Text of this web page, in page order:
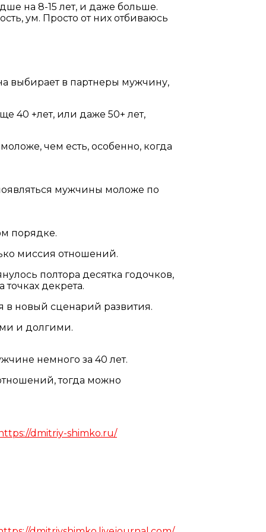
на 8-15 лет, и даже больше.
ум. Просто от них отбиваюсь
выбирает в партнеры мужчину,
40 +лет, или даже 50+ лет,
чем есть, особенно, когда
мужчины моложе по
порядке.
миссия отношений.
полтора десятка годочков,
декрета.
в новый сценарий развития.
и долгими.
немного за 40 лет.
тогда можно
https://dmitriy-shimko.ru/